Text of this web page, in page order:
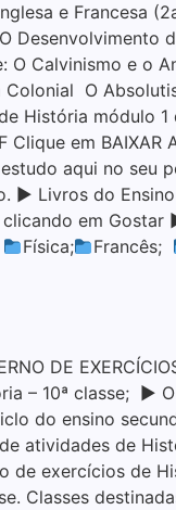
e Francesa
Desenvolvimento
O Calvinismo e o
Colonial O
História módulo
Clique em BAIXAR
aqui no seu
▶ Livros do
clicando em
Física; Francês;
DE
– 10ª classe; ▶
do ensino
atividades de
exercícios de
Classes